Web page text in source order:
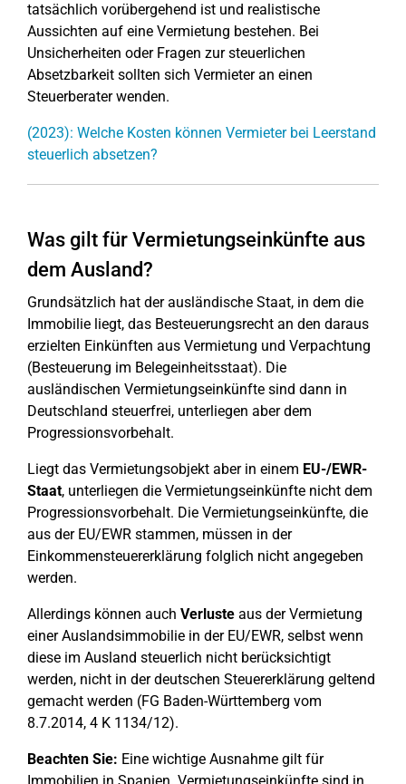
tatsächlich vorübergehend ist und realistische
Aussichten auf eine Vermietung bestehen. Bei
Unsicherheiten oder Fragen zur steuerlichen
Absetzbarkeit sollten sich Vermieter an einen
Steuerberater wenden.
(2023): Welche Kosten können Vermieter bei Leerstand
steuerlich absetzen?
Was gilt für Vermietungseinkünfte aus
dem Ausland?
Grundsätzlich hat der ausländische Staat, in dem die
Immobilie liegt, das Besteuerungsrecht an den daraus
erzielten Einkünften aus Vermietung und Verpachtung
(Besteuerung im Belegeinheitsstaat). Die
ausländischen Vermietungseinkünfte sind dann in
Deutschland steuerfrei, unterliegen aber dem
Progressionsvorbehalt.
Liegt das Vermietungsobjekt aber in einem EU-/EWR-
Staat, unterliegen die Vermietungseinkünfte nicht dem
Progressionsvorbehalt. Die Vermietungseinkünfte, die
aus der EU/EWR stammen, müssen in der
Einkommensteuererklärung folglich nicht angegeben
werden.
Allerdings können auch Verluste aus der Vermietung
einer Auslandsimmobilie in der EU/EWR, selbst wenn
diese im Ausland steuerlich nicht berücksichtigt
werden, nicht in der deutschen Steuererklärung geltend
gemacht werden (FG Baden-Württemberg vom
8.7.2014, 4 K 1134/12).
Beachten Sie: Eine wichtige Ausnahme gilt für